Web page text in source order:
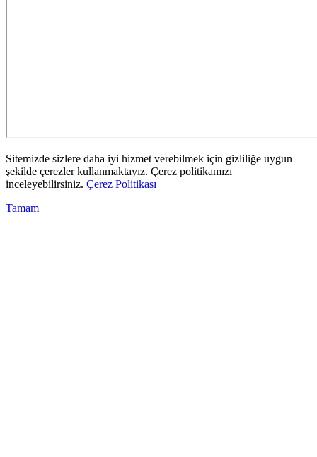
Sitemizde sizlere daha iyi hizmet verebilmek için gizliliğe uygun
şekilde çerezler kullanmaktayız. Çerez politikamızı
inceleyebilirsiniz. Çerez Politikası
Tamam